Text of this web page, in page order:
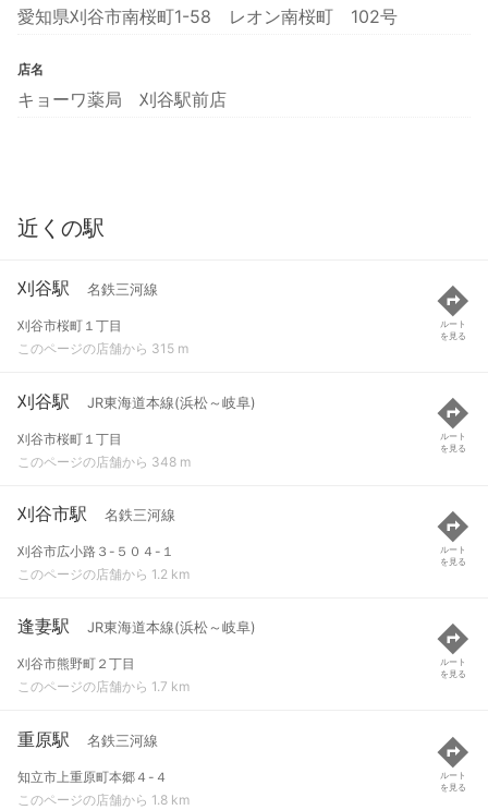
愛知県刈谷市南桜町1-58 レオン南桜町 102号
店名
キョーワ薬局 刈谷駅前店
近くの駅
刈谷駅 名鉄三河線
刈谷市桜町１丁目
このページの店舗から 315 m
ルート
を見る
刈谷駅 JR東海道本線(浜松～岐阜)
刈谷市桜町１丁目
このページの店舗から 348 m
ルート
を見る
刈谷市駅 名鉄三河線
刈谷市広小路３-５０４-１
このページの店舗から 1.2 km
ルート
を見る
逢妻駅 JR東海道本線(浜松～岐阜)
刈谷市熊野町２丁目
このページの店舗から 1.7 km
ルート
を見る
重原駅 名鉄三河線
知立市上重原町本郷４-４
このページの店舗から 1.8 km
ルート
を見る